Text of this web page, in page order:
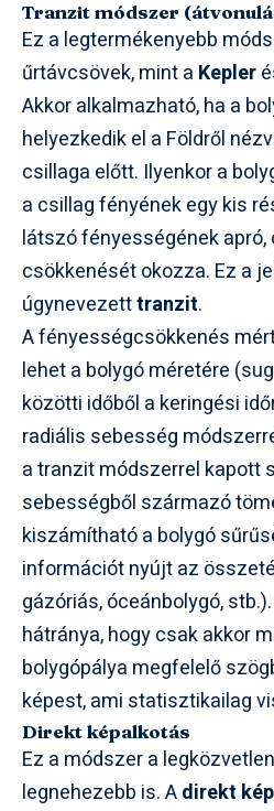
Tranzit módszer
Ez a legtermékenyebb
űrtávcsövek, mint a Kepler
Akkor alkalmazható, ha a
helyezkedik el a Földről
csillaga előtt. Ilyenkor a
a csillag fényének egy kis
látszó fényességének apró,
csökkenését okozza. Ez a
úgynevezetttranzit.
A fényességcsökkenés
lehet a bolygó méretére
közötti időből a keringési
radiális sebesség
a tranzit módszerrel kapott
sebességből származó
kiszámítható a bolygó
információt nyújt az
gázóriás, óceánbolygó,
hátránya, hogy csak akkor
bolygópálya megfelelő
képest, ami statisztikailag
Direkt képalkotás
Ez a módszer a
legnehezebb is. Adirekt